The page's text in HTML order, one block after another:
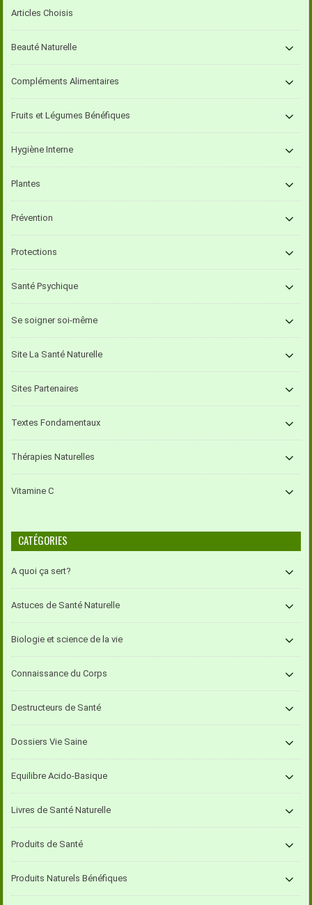
Articles Choisis
Beauté Naturelle
Compléments Alimentaires
Fruits et Légumes Bénéfiques
Hygiène Interne
Plantes
Prévention
Protections
Santé Psychique
Se soigner soi-même
Site La Santé Naturelle
Sites Partenaires
Textes Fondamentaux
Thérapies Naturelles
Vitamine C
CATÉGORIES
A quoi ça sert?
Astuces de Santé Naturelle
Biologie et science de la vie
Connaissance du Corps
Destructeurs de Santé
Dossiers Vie Saine
Equilibre Acido-Basique
Livres de Santé Naturelle
Produits de Santé
Produits Naturels Bénéfiques